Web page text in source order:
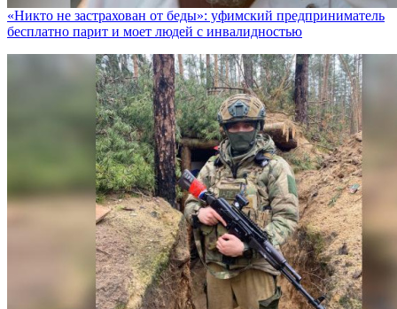
«Никто не заcтрахован от беды»: уфимский предприниматель
бесплатно парит и моет людей с инвалидностью